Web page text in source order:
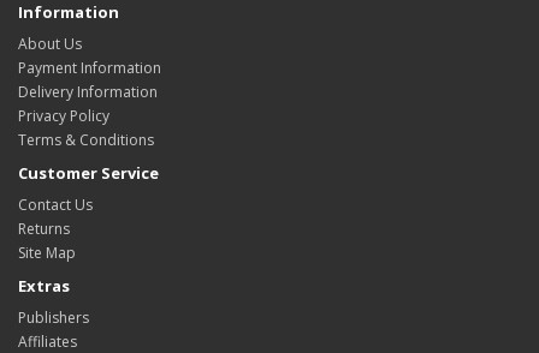
Information
About Us
Payment Information
Delivery Information
Privacy Policy
Terms & Conditions
Customer Service
Contact Us
Returns
Site Map
Extras
Publishers
Affiliates